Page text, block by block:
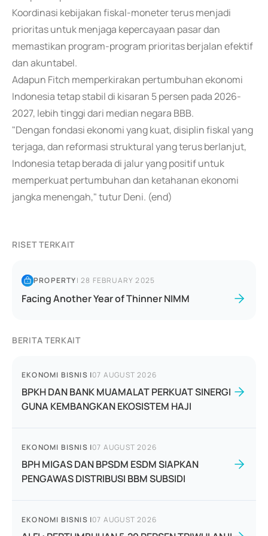
Koordinasi kebijakan fiskal-moneter terus menjadi
prioritas untuk menjaga kepercayaan pasar dan
memastikan program-program prioritas berjalan efektif
dan akuntabel.
Adapun Fitch memperkirakan pertumbuhan ekonomi
Indonesia tetap stabil di kisaran 5 persen pada 2026-
2027, lebih tinggi dari median negara BBB.
"Dengan fondasi ekonomi yang kuat, disiplin fiskal yang
terjaga, dan reformasi struktural yang terus berlanjut,
Indonesia tetap berada di jalur yang positif untuk
memperkuat pertumbuhan dan ketahanan ekonomi
jangka menengah," tutur Deni. (end)
RISET TERKAIT
PROPERTY|28 FEBRUARY 2025
Facing Another Year of Thinner NIMM
BERITA TERKAIT
EKONOMI BISNIS |07 AUGUST 2026
BPKH DAN BANK MUAMALAT PERKUAT SINERGI
GUNA KEMBANGKAN EKOSISTEM HAJI
EKONOMI BISNIS |07 AUGUST 2026
BPH MIGAS DAN BPSDM ESDM SIAPKAN
PENGAWAS DISTRIBUSI BBM SUBSIDI
EKONOMI BISNIS |07 AUGUST 2026